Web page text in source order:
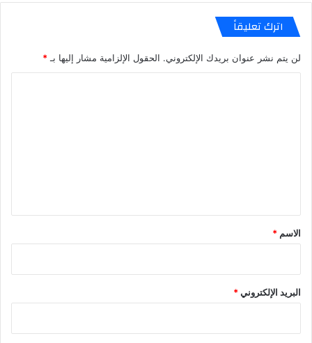
اترك تعليقاً
لن يتم نشر عنوان بريدك الإلكتروني. الحقول الإلزامية مشار إليها بـ *
*
الاسم *
البريد الإلكتروني*